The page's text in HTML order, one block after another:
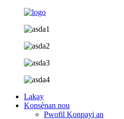
Lakay
Konsènan nou
Pwofil Konpayi an